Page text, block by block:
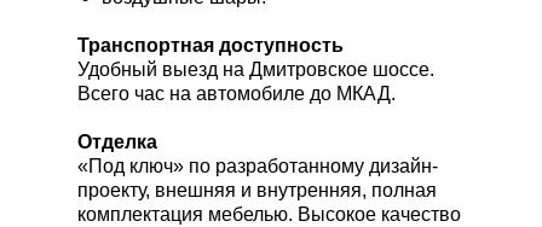
Транспортная доступность
Удобный выезд на Дмитровское шоссе.
Всего час на автомобиле до МКАД.
Отделка
«Под ключ» по разработанному дизайн-
проекту, внешняя и внутренняя, полная
комплектация мебелью. Высокое качество